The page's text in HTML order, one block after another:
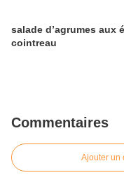
salade d’agrumes aux
cointreau
Commentaires
Ajouter un